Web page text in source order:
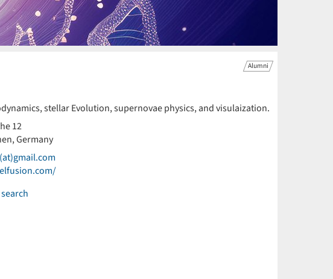
Alumni
stellar Evolution, supernovae physics, and visulaization.
12
Germany